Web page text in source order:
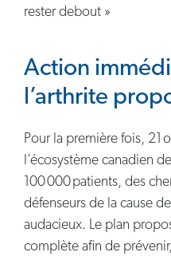
rester debout »
Action
l’arthrite
Pour la première fois, 21
l’écosystème canadien
100 000 patients, des
défenseurs de la cause
audacieux. Le plan
complète afin de